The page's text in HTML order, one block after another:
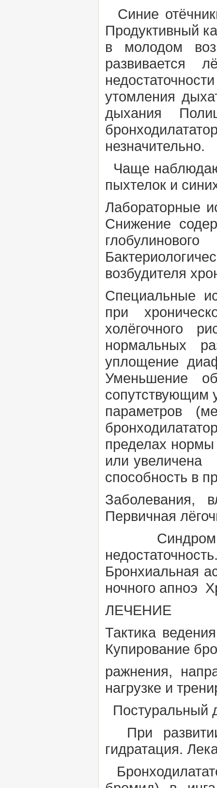
Синие
Продуктивный
в молодом
развивается
утомления
дыхания
незначительно.
Чаще
пыхтелок и
Лабораторные
Снижение
возбудителя
Специальные
при
холёгочного
нормальных
уплощение
Уменьшение
сопутствующим
параметров
пределах
или увеличена
способность в
Заболевания,
Первичная
Синдром
Бронхиальная
ночного апноэ
ЛЕЧЕНИЕ
Тактика
Купирование
ражнения,
нагрузке и
Постуральный
При
гидратация.